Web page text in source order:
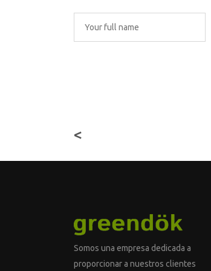
<
Somos una empresa dedicada a
proporcionar a nuestros clientes